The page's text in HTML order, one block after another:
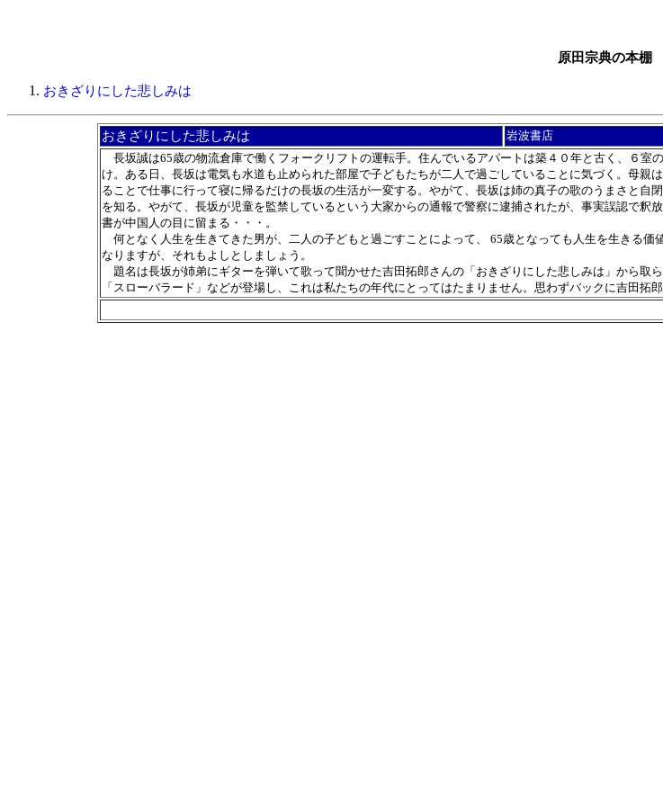
原田宗典の本棚
おきざりにした悲しみは
おきざりにした悲しみは
岩波書店
長坂誠は65歳の物流倉庫で働くフォークリフトの運転手。住んでいるアパートは築４０年と古く、６室
け。ある日、長坂は電気も水道も止められた部屋で子どもたちが二人で過ごしていることに気づく。母
ることで仕事に行って寝に帰るだけの長坂の生活が一変する。やがて、長坂は姉の真子の歌のうまさと
を知る。やがて、長坂が児童を監禁しているという大家からの通報で警察に逮捕されたが、事実誤認で
書が中国人の目に留まる・・・。
何となく人生を生きてきた男が、二人の子どもと過ごすことによって、 65歳となっても人生を生きる
なりますが、それもよしとしましょう。
題名は長坂が姉弟にギターを弾いて歌って聞かせた吉田拓郎さんの「おきざりにした悲しみは」から取
「スローバラード」などが登場し、これは私たちの年代にとってはたまりません。思わずバックに吉田拓